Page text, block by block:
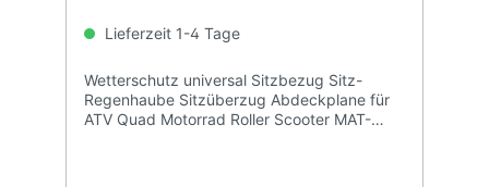
Lieferzeit 1-4 Tage
Wetterschutz universal Sitzbezug Sitz-
Regenhaube Sitzüberzug Abdeckplane für
ATV Quad Motorrad Roller Scooter MAT-